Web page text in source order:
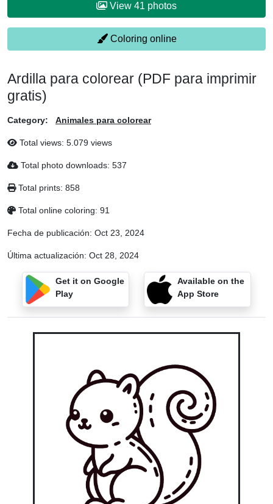
View 41 photos
Coloring online
Ardilla para colorear (PDF para imprimir
gratis)
Category: Animales para colorear
Total views: 5.079 views
Total photo downloads: 537
Total prints: 858
Total online coloring: 91
Fecha de publicación: Oct 23, 2024
Última actualización: Oct 28, 2024
Get it on Google
Play
Available on the
App Store